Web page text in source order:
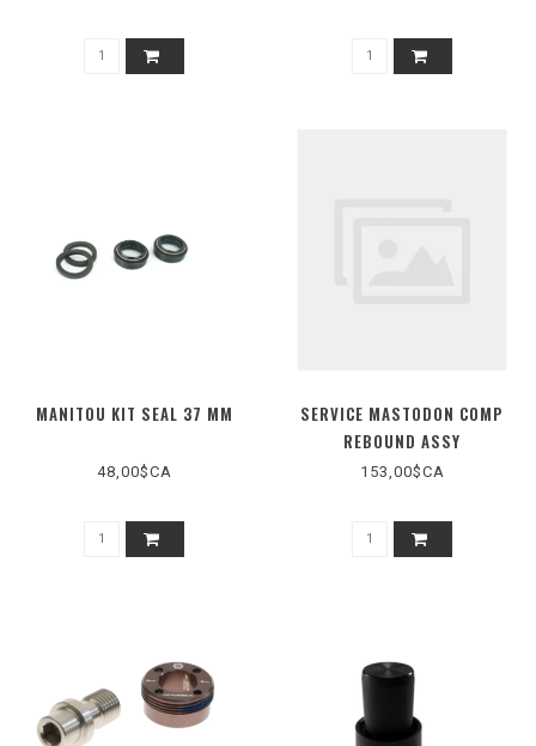
MANITOU KIT SEAL 37 MM
48,00$CA
SERVICE MASTODON COMP
REBOUND ASSY
153,00$CA